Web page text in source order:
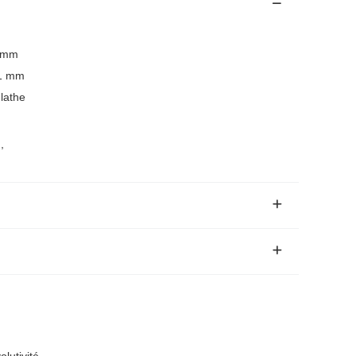
mm
,